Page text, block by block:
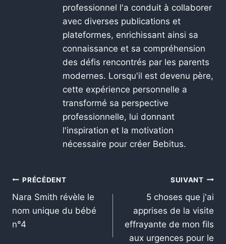
professionnel l'a conduit à collaborer
avec diverses publications et
plateformes, enrichissant ainsi sa
connaissance et sa compréhension
des défis rencontrés par les parents
modernes. Lorsqu'il est devenu père,
cette expérience personnelle a
transformé sa perspective
professionnelle, lui donnant
l'inspiration et la motivation
nécessaire pour créer Bebitus.
PRÉCÉDENT
Nara Smith révèle le
nom unique du bébé
n°4
SUIVANT
5 choses que j'ai
apprises de la visite
effrayante de mon fils
aux urgences pour le